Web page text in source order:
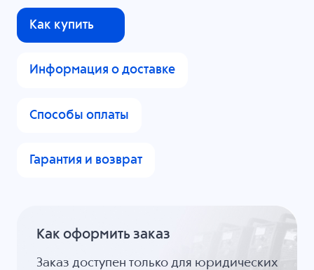
Как купить
Информация о доставке
Способы оплаты
Гарантия и возврат
Как оформить заказ
Заказ доступен только для юридических